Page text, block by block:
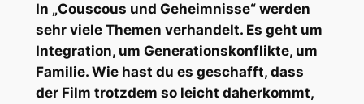
In „Couscous und Geheimnisse“ werden
sehr viele Themen verhandelt. Es geht um
Integration, um Generationskonflikte, um
Familie. Wie hast du es geschafft, dass
der Film trotzdem so leicht daherkommt,